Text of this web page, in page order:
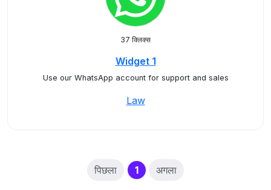
37 क्लिक्स
Widget 1
Use our WhatsApp account for support and sales
Law
पिछला 1(current)
अगला